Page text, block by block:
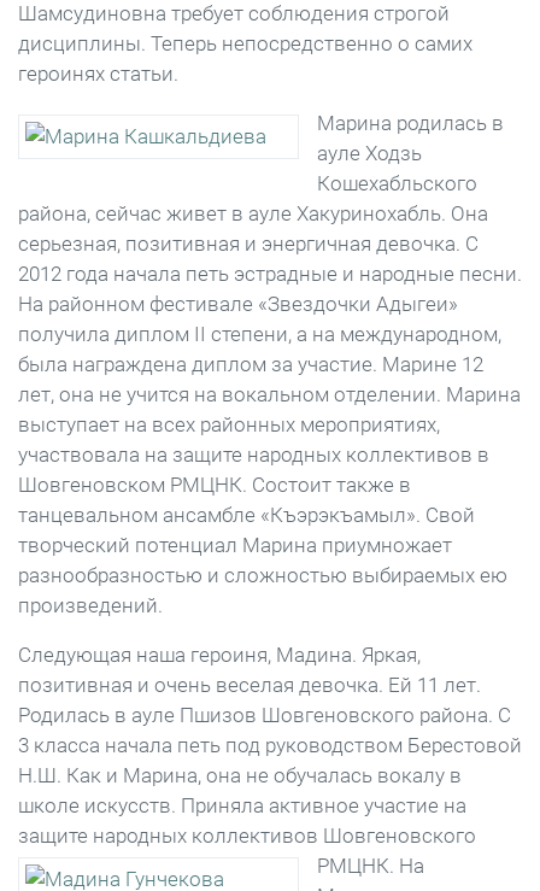
Шамсудиновна требует соблюдения строгой
дисциплины. Теперь непосредственно о самих
героинях статьи.
Марина родилась в
ауле Ходзь
Кошехабльского
района, сейчас живет в ауле Хакуринохабль. Она
серьезная, позитивная и энергичная девочка. С
2012 года начала петь эстрадные и народные песни.
На районном фестивале «Звездочки Адыгеи»
получила диплом II степени, а на международном,
была награждена диплом за участие. Марине 12
лет, она не учится на вокальном отделении. Марина
выступает на всех районных мероприятиях,
участвовала на защите народных коллективов в
Шовгеновском РМЦНК. Состоит также в
танцевальном ансамбле «Къэрэкъамыл». Свой
творческий потенциал Марина приумножает
разнообразностью и сложностью выбираемых ею
произведений.
Следующая наша героиня, Мадина. Яркая,
позитивная и очень веселая девочка. Ей 11 лет.
Родилась в ауле Пшизов Шовгеновского района. С
3 класса начала петь под руководством Берестовой
Н.Ш. Как и Марина, она не обучалась вокалу в
школе искусств. Приняла активное участие на
защите народных коллективов Шовгеновского
РМЦНК. На